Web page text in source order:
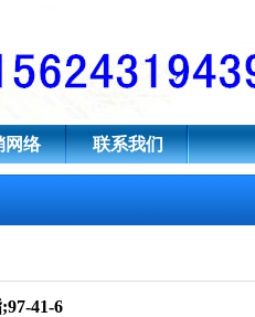
烷-1-羧酸乙酯
网络 联系我们
97-41-6